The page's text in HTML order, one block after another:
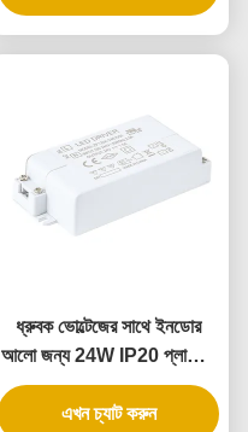
ধ্রুবক ভোল্টেজের সাথে ইনডোর
আলো জন্য 24W IP20 প্লাস্টিক
LED ড্রাইভার
এখন চ্যাট করুন